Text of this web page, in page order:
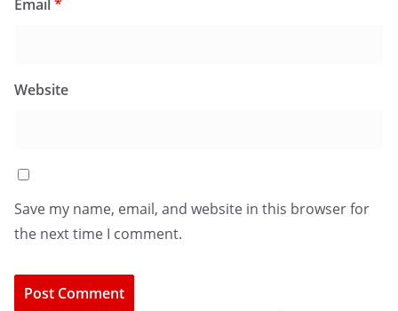
Email*
Website
Save my name, email, and website in this browser for
the next time I comment.